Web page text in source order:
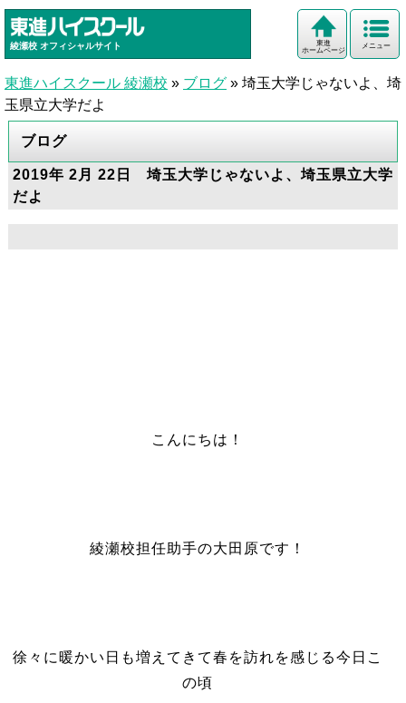
綾瀬校 オフィシャルサイト メニュー
東進
ホームページ
東進ハイスクール 綾瀬校 » ブログ » 埼玉大学じゃないよ、埼
玉県立大学だよ
ブログ
2019年 2月 22日 埼玉大学じゃないよ、埼玉県立大学
だよ
こんにちは！
綾瀬校担任助手の大田原です！
徐々に暖かい日も増えてきて春を訪れを感じる今日こ
の頃